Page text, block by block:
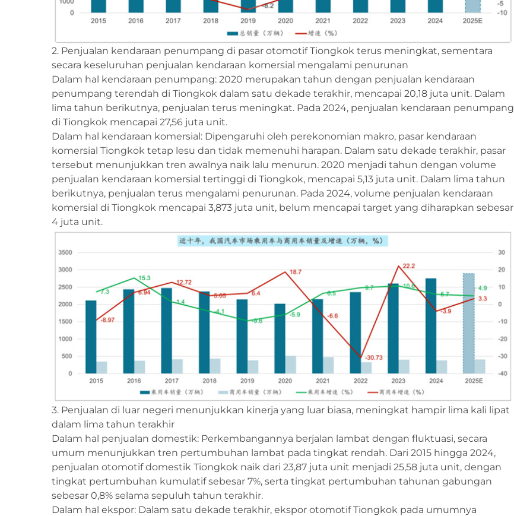
2. Penjualan kendaraan penumpang di pasar otomotif Tiongkok terus meningkat, sementara
secara keseluruhan penjualan kendaraan komersial mengalami penurunan
Dalam hal kendaraan penumpang: 2020 merupakan tahun dengan penjualan kendaraan
penumpang terendah di Tiongkok dalam satu dekade terakhir, mencapai 20,18 juta unit. Dalam
lima tahun berikutnya, penjualan terus meningkat. Pada 2024, penjualan kendaraan penumpang
di Tiongkok mencapai 27,56 juta unit.
Dalam hal kendaraan komersial: Dipengaruhi oleh perekonomian makro, pasar kendaraan
komersial Tiongkok tetap lesu dan tidak memenuhi harapan. Dalam satu dekade terakhir, pasar
tersebut menunjukkan tren awalnya naik lalu menurun. 2020 menjadi tahun dengan volume
penjualan kendaraan komersial tertinggi di Tiongkok, mencapai 5,13 juta unit. Dalam lima tahun
berikutnya, penjualan terus mengalami penurunan. Pada 2024, volume penjualan kendaraan
komersial di Tiongkok mencapai 3,873 juta unit, belum mencapai target yang diharapkan sebesar
4 juta unit.
3. Penjualan di luar negeri menunjukkan kinerja yang luar biasa, meningkat hampir lima kali lipat
dalam lima tahun terakhir
Dalam hal penjualan domestik: Perkembangannya berjalan lambat dengan fluktuasi, secara
umum menunjukkan tren pertumbuhan lambat pada tingkat rendah. Dari 2015 hingga 2024,
penjualan otomotif domestik Tiongkok naik dari 23,87 juta unit menjadi 25,58 juta unit, dengan
tingkat pertumbuhan kumulatif sebesar 7%, serta tingkat pertumbuhan tahunan gabungan
sebesar 0,8% selama sepuluh tahun terakhir.
Dalam hal ekspor: Dalam satu dekade terakhir, ekspor otomotif Tiongkok pada umumnya